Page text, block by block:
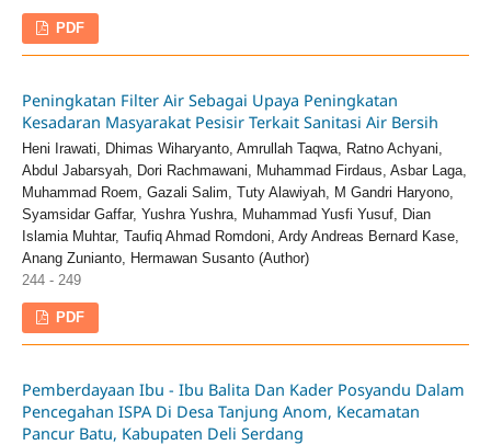
PDF
Peningkatan Filter Air Sebagai Upaya Peningkatan
Kesadaran Masyarakat Pesisir Terkait Sanitasi Air Bersih
Heni Irawati, Dhimas Wiharyanto, Amrullah Taqwa, Ratno Achyani,
Abdul Jabarsyah, Dori Rachmawani, Muhammad Firdaus, Asbar Laga,
Muhammad Roem, Gazali Salim, Tuty Alawiyah, M Gandri Haryono,
Syamsidar Gaffar, Yushra Yushra, Muhammad Yusfi Yusuf, Dian
Islamia Muhtar, Taufiq Ahmad Romdoni, Ardy Andreas Bernard Kase,
Anang Zunianto, Hermawan Susanto (Author)
244 - 249
PDF
Pemberdayaan Ibu - Ibu Balita Dan Kader Posyandu Dalam
Pencegahan ISPA Di Desa Tanjung Anom, Kecamatan
Pancur Batu, Kabupaten Deli Serdang